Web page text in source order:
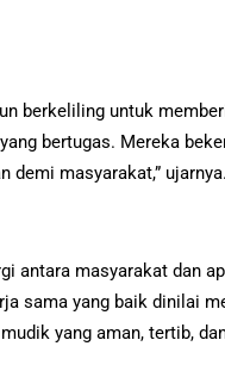
berkeliling untuk
bertugas. Mereka
demi masyarakat,” ujarnya.
antara masyarakat dan
sama yang baik dinilai
yang aman, tertib,